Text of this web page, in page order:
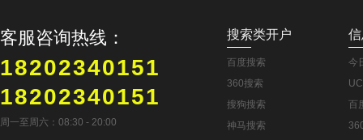
客服咨询热线：
18202340151
18202340151
周一至周六：08:30 - 20:00
搜索类开户
百度搜索
360搜索
搜狗搜索
神马搜索
今
百